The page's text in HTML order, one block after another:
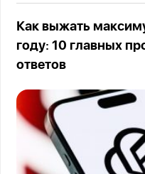
Как выжать
году: 10 главных
ответов